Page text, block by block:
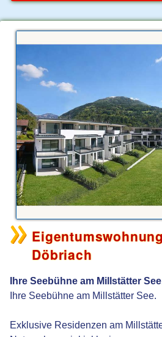
Döbriach
Ihre Seebühne am Millstätter
Ihre Seebühne am Millstätter See.
Exklusive Residenzen am